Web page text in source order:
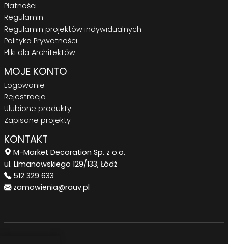
Płatności
Regulamin
Regulamin projektów indywidualnych
Polityka Prywatności
Pliki dla Architektów
MOJE KONTO
Logowanie
Rejestracja
Ulubione produkty
Zapisane projekty
KONTAKT
M-Market Decoration Sp. z o.o.
ul. Limanowskiego 129/133, Łódź
512 329 633
zamowienia@rauv.pl